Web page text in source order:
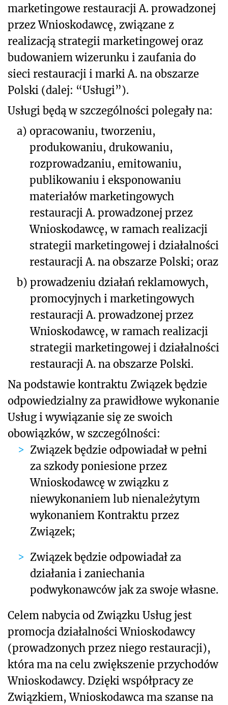
marketingowe restauracji A. prowadzonej
przez Wnioskodawcę, związane z
realizacją strategii marketingowej oraz
budowaniem wizerunku i zaufania do
sieci restauracji i marki A. na obszarze
Polski (dalej: “Usługi”).
Usługi będą w szczególności polegały na:
a) opracowaniu, tworzeniu,
produkowaniu, drukowaniu,
rozprowadzaniu, emitowaniu,
publikowaniu i eksponowaniu
materiałów marketingowych
restauracji A. prowadzonej przez
Wnioskodawcę, w ramach realizacji
strategii marketingowej i działalności
restauracji A. na obszarze Polski; oraz
b) prowadzeniu działań reklamowych,
promocyjnych i marketingowych
restauracji A. prowadzonej przez
Wnioskodawcę, w ramach realizacji
strategii marketingowej i działalności
restauracji A. na obszarze Polski.
Na podstawie kontraktu Związek będzie
odpowiedzialny za prawidłowe wykonanie
Usług i wywiązanie się ze swoich
obowiązków, w szczególności:
Związek będzie odpowiadał w pełni
za szkody poniesione przez
Wnioskodawcę w związku z
niewykonaniem lub nienależytym
wykonaniem Kontraktu przez
Związek;
Związek będzie odpowiadał za
działania i zaniechania
podwykonawców jak za swoje własne.
Celem nabycia od Związku Usług jest
promocja działalności Wnioskodawcy
(prowadzonych przez niego restauracji),
która ma na celu zwiększenie przychodów
Wnioskodawcy. Dzięki współpracy ze
Związkiem, Wnioskodawca ma szanse na